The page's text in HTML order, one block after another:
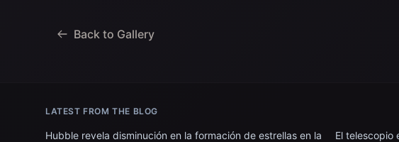
Back to Gallery
LATEST FROM THE BLOG
Hubble revela disminución en la formación de estrellas en la
El telescopio